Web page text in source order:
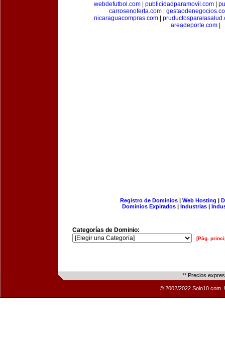
webdefutbol.com
publicidadparamovil.com
carrosenoferta.com
nicaraguacompras.com
areadeporte.com|
Registro de Dominios| Web Hosting |
Dominios Expirados | Industrias |
Categorías de Dominio:
[Pág.
** Precios
© 2002/2022 Solo10.com